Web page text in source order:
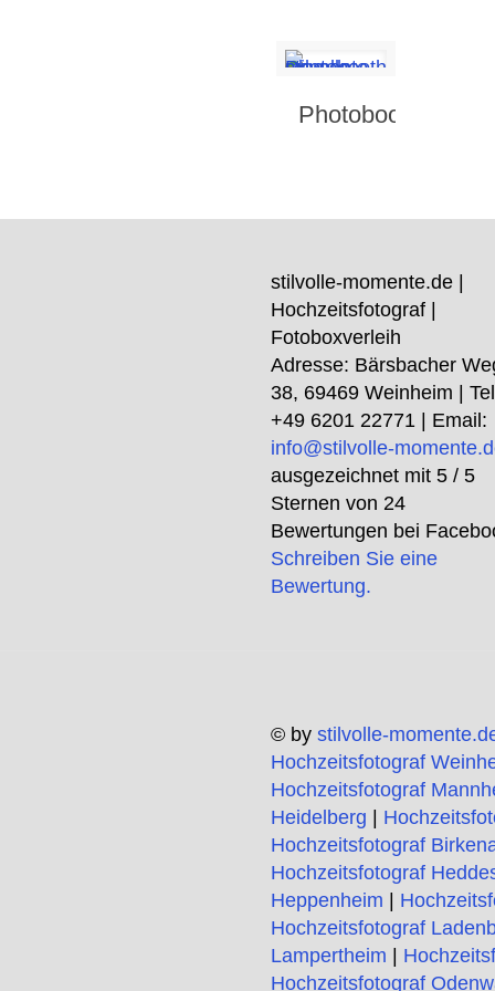
Photobooth
stilvolle-momente.de |
Hochzeitsfotograf |
Fotoboxverleih
Adresse: Bärsbacher
38, 69469Weinheim |
+49 6201 22771| Email:
info@stilvolle-
ausgezeichnet mit 5/ 5
Sternen von 24
Bewertungen bei
Schreiben Sie eine
Bewertung.
© by stilvolle-
Hochzeitsfotograf
Hochzeitsfotograf
Heidelberg
Hochzeitsfotograf
Hochzeitsfotograf
Heppenheim
Hochzeitsfotograf
Lampertheim
Hochzeitsfotograf